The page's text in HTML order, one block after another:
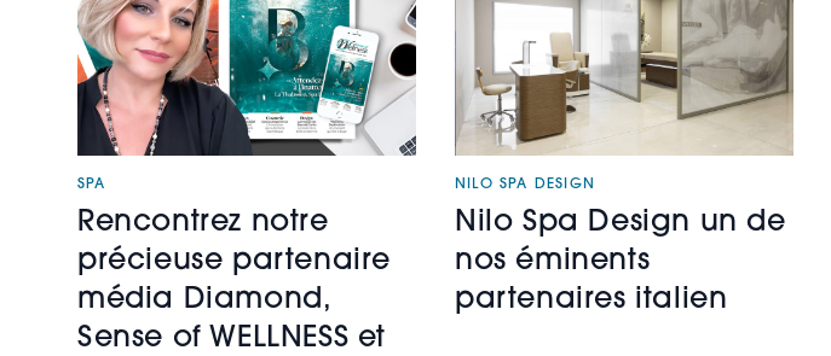
SPA
Rencontrez notre
précieuse partenaire
média Diamond,
Sense of WELLNESS et
NILO SPA DESIGN
Nilo Spa Design un de
nos éminents
partenaires italien